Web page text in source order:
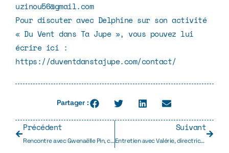
uzinou56@gmail.com
Pour discuter avec Delphine sur son activité
« Du Vent dans Ta Jupe », vous pouvez lui
écrire ici :
https://duventdanstajupe.com/contact/
Partager :
Précédent
Rencontre avec Gwenaëlle Pin, couturière membre de la communauté textile
Suivant
Entretien avec Valérie, directrice de l’ESAT Les Ateliers alréens, structure cofondatrice d’Uzinou